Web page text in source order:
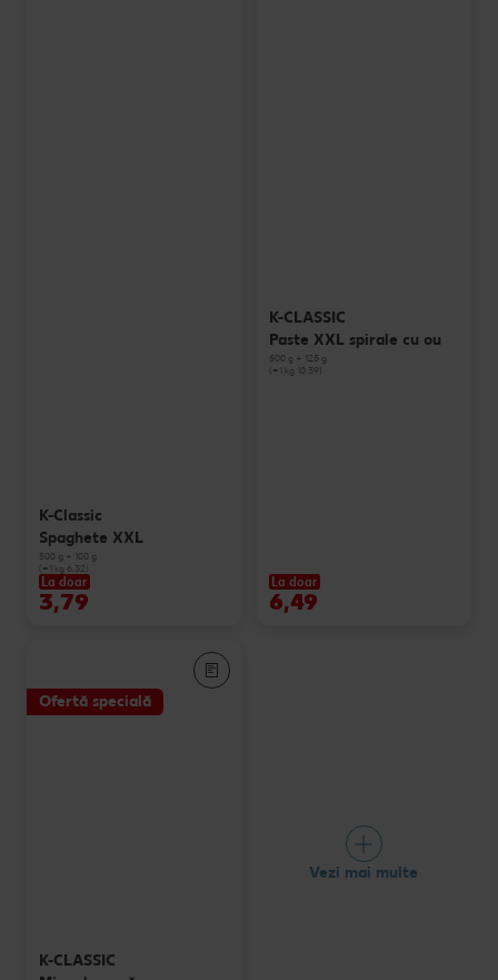
K-Classic
Spaghete XXL
500 g + 100 g
(=1 kg 6.32)
La doar
3,79
K-CLASSIC
Paste XXL spirale cu ou
500 g + 125 g
(=1 kg 10.39)
La doar
6,49
Ofertă specială
K-CLASSIC
Vezi mai multe